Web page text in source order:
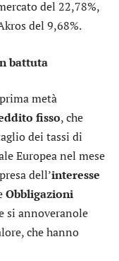
del 22,78%,
del 9,68%.
battuta
metà
fisso, che
dei tassi di
Europea nel mese
dell’interesse
Obbligazioni
si annoveranole
che hanno